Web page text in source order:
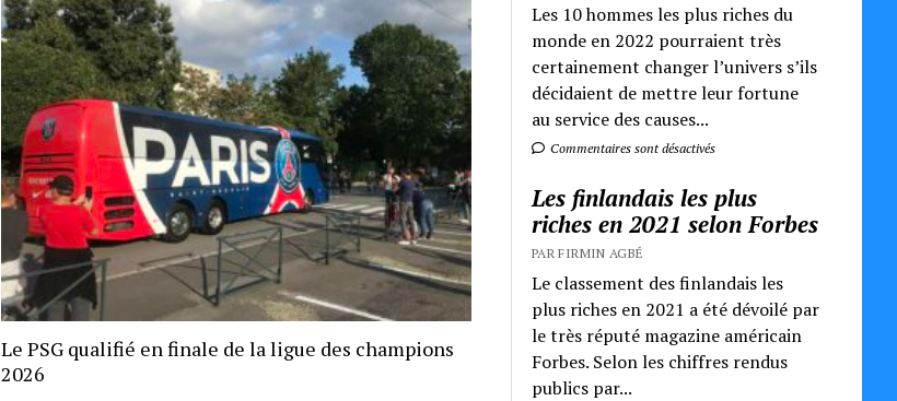
Le PSG qualifié en finale de la ligue des champions
2026
Les 10 hommes les plus riches du
monde en 2022 pourraient très
certainement changer l’univers s’ils
décidaient de mettre leur fortune
au service des causes...
Commentaires sont désactivés
Les finlandais les plus
riches en 2021 selon Forbes
PAR FIRMIN AGBÉ
Le classement des finlandais les
plus riches en 2021 a été dévoilé par
le très réputé magazine américain
Forbes. Selon les chiffres rendus
publics par...